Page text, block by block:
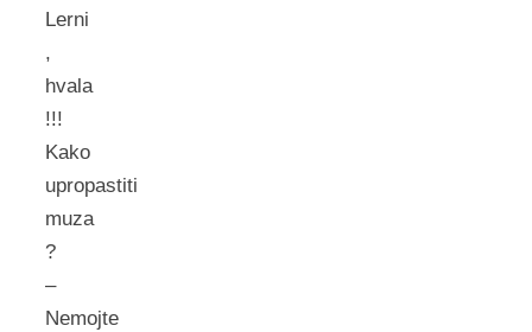
Lerni
,
hvala
!!!
Kako
upropastiti
muza
?
–
Nemojte